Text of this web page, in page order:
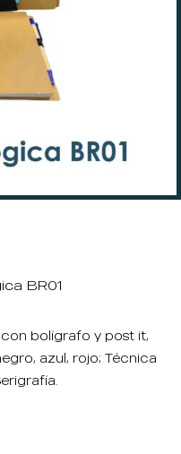
BR01
bolígrafo y post it,
azul, rojo; Técnica